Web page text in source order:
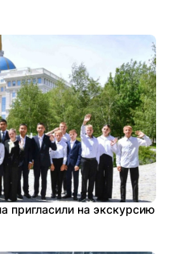
пригласили на экскурсию